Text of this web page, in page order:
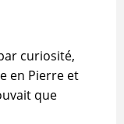
curiosité,
en Pierre et
que